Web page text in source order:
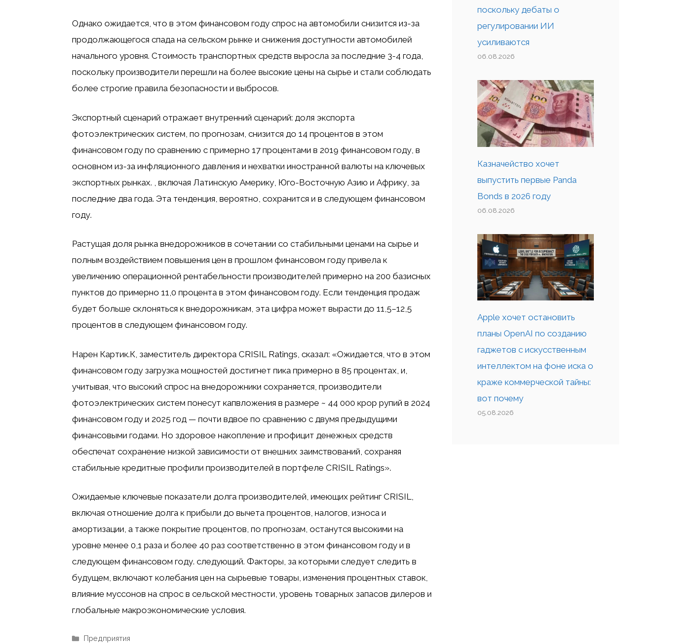
Однако ожидается, что в этом финансовом году спрос на автомобили снизится из-за
продолжающегося спада на сельском рынке и снижения доступности автомобилей
начального уровня. Стоимость транспортных средств выросла за последние 3-4 года,
поскольку производители перешли на более высокие цены на сырье и стали соблюдать
более строгие правила безопасности и выбросов.
Экспортный сценарий отражает внутренний сценарий: доля экспорта
фотоэлектрических систем, по прогнозам, снизится до 14 процентов в этом
финансовом году по сравнению с примерно 17 процентами в 2019 финансовом году, в
основном из-за инфляционного давления и нехватки иностранной валюты на ключевых
экспортных рынках. , включая Латинскую Америку, Юго-Восточную Азию и Африку, за
последние два года. Эта тенденция, вероятно, сохранится и в следующем финансовом
году.
Растущая доля рынка внедорожников в сочетании со стабильными ценами на сырье и
полным воздействием повышения цен в прошлом финансовом году привела к
увеличению операционной рентабельности производителей примерно на 200 базисных
пунктов до примерно 11,0 процента в этом финансовом году. Если тенденция продаж
будет больше склоняться к внедорожникам, эта цифра может вырасти до 11,5–12,5
процентов в следующем финансовом году.
Нарен Картик.К, заместитель директора CRISIL Ratings, сказал: «Ожидается, что в этом
финансовом году загрузка мощностей достигнет пика примерно в 85 процентах, и,
учитывая, что высокий спрос на внедорожники сохраняется, производители
фотоэлектрических систем понесут капвложения в размере ~ 44 000 крор рупий в 2024
финансовом году и 2025 год — почти вдвое по сравнению с двумя предыдущими
финансовыми годами. Но здоровое накопление и профицит денежных средств
обеспечат сохранение низкой зависимости от внешних заимствований, сохраняя
стабильные кредитные профили производителей в портфеле CRISIL Ratings».
Ожидаемые ключевые показатели долга производителей, имеющих рейтинг CRISIL,
включая отношение долга к прибыли до вычета процентов, налогов, износа и
амортизации, а также покрытие процентов, по прогнозам, останутся высокими на
уровне менее 0,1 раза и более 40 раз соответственно в этом финансовом году и в
следующем финансовом году. следующий. Факторы, за которыми следует следить в
будущем, включают колебания цен на сырьевые товары, изменения процентных ставок,
влияние муссонов на спрос в сельской местности, уровень товарных запасов дилеров и
глобальные макроэкономические условия.
Рубрики
Предприятия
поскольку дебаты о
регулировании ИИ
усиливаются
06.08.2026
Казначейство хочет
выпустить первые Panda
Bonds в 2026 году
06.08.2026
Apple хочет остановить
планы OpenAI по созданию
гаджетов с искусственным
интеллектом на фоне иска о
краже коммерческой тайны:
вот почему
05.08.2026